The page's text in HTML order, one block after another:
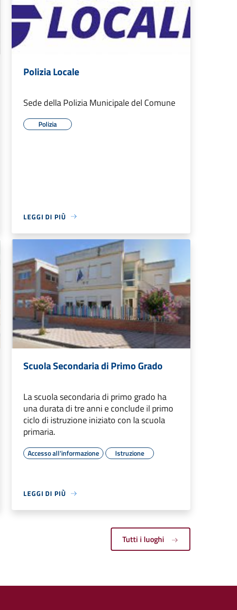
Polizia Locale
Sede della Polizia Municipale del Comune
Polizia
LEGGI DI PIÙ
Scuola Secondaria di Primo Grado
La scuola secondaria di primo grado ha
una durata di tre anni e conclude il primo
ciclo di istruzione iniziato con la scuola
primaria.
Accesso all'informazione Istruzione
LEGGI DI PIÙ
Tutti i luoghi